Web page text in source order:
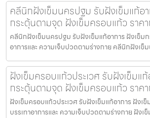
คลีนิกฝังเข็มนครปฐม รับฝังเข็มแก้อ
กระตุ้นตามจุด ฝังเข็มครอบแก้ว ราค
คลีนิกฝังเข็มนครปฐม รับฝังเข็มแก้อาการ ฝังเข็ม
อาการและ ความเจ็บปวดตามร่างกาย คลีนิกฝังเข็
ฝังเข็มครอบแก้วประเวศ รับฝังเข็มแ
กระตุ้นตามจุด ฝังเข็มครอบแก้ว ราค
ฝังเข็มครอบแก้วประเวศ รับฝังเข็มแก้อาการ ฝังเ
บรรเทาอาการและ ความเจ็บปวดตามร่างกาย ฝังเ